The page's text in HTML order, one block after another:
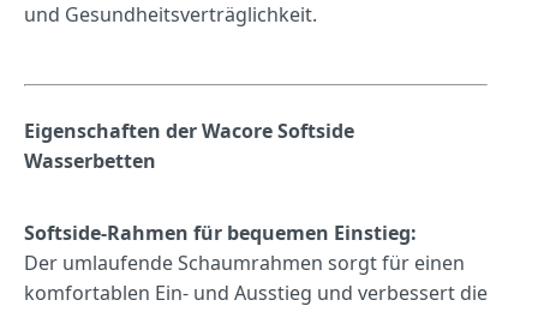
und Gesundheitsverträglichkeit.
Eigenschaften derWacore Softside
Wasserbetten
Softside-Rahmen für bequemen Einstieg:
Der umlaufende Schaumrahmen sorgt für einen
komfortablen Ein- und Ausstieg und verbessert die